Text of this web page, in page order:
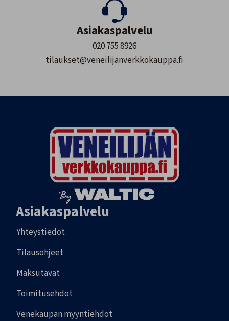
Asiakaspalvelu
020 755 8926
tilaukset@veneilijanverkkokauppa.fi
Asiakaspalvelu
Yhteystiedot
Tilausohjeet
Maksutavat
Toimitusehdot
Venekaupan myyntiehdot